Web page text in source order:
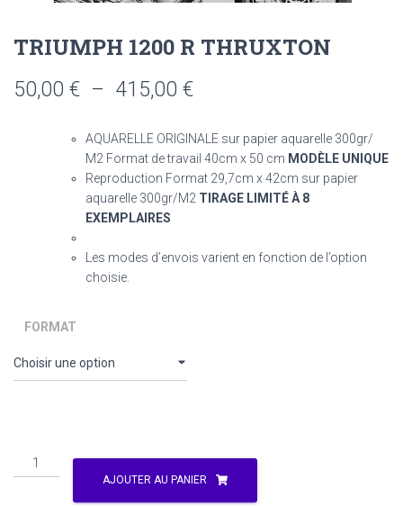
TRIUMPH 1200 R THRUXTON
50,00 € – 415,00 €Plage
prix :
50,00 €
415,00 €
AQUARELLE ORIGINALE sur papier aquarelle 300gr/
M2 Format de travail 40cm x 50 cm MODÈLE UNIQUE
Reproduction Format 29,7cm x 42cm sur papier
aquarelle 300gr/M2 TIRAGE LIMITÉ À 8
EXEMPLAIRES
Les modes d’envois varient en fonction de l’option
choisie.
FORMAT
quantité
de
AJOUTER AU PANIER